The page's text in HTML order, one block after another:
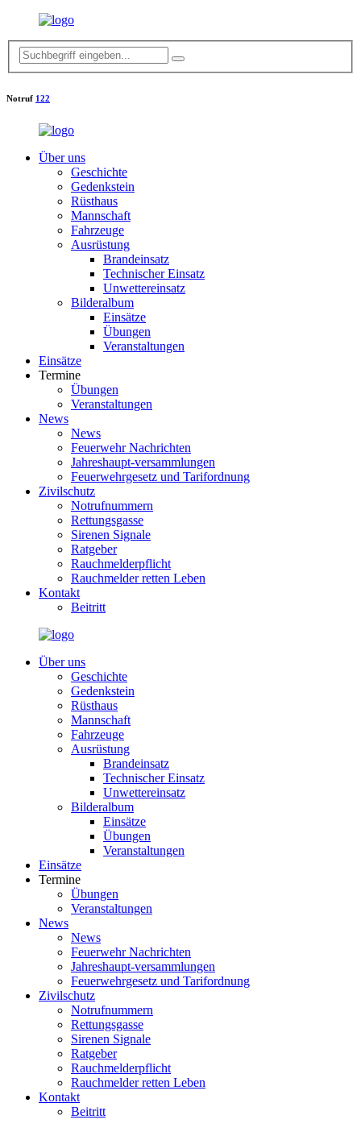
Notruf 122
Über uns
Geschichte
Gedenkstein
Rüsthaus
Mannschaft
Fahrzeuge
Ausrüstung
Brandeinsatz
Technischer Einsatz
Unwettereinsatz
Bilderalbum
Einsätze
Übungen
Veranstaltungen
Einsätze
Termine
Übungen
Veranstaltungen
News
News
Feuerwehr Nachrichten
Jahreshaupt-versammlungen
Feuerwehrgesetz und Tarifordnung
Zivilschutz
Notrufnummern
Rettungsgasse
Sirenen Signale
Ratgeber
Rauchmelderpflicht
Rauchmelder retten Leben
Kontakt
Beitritt
Über uns
Geschichte
Gedenkstein
Rüsthaus
Mannschaft
Fahrzeuge
Ausrüstung
Brandeinsatz
Technischer Einsatz
Unwettereinsatz
Bilderalbum
Einsätze
Übungen
Veranstaltungen
Einsätze
Termine
Übungen
Veranstaltungen
News
News
Feuerwehr Nachrichten
Jahreshaupt-versammlungen
Feuerwehrgesetz und Tarifordnung
Zivilschutz
Notrufnummern
Rettungsgasse
Sirenen Signale
Ratgeber
Rauchmelderpflicht
Rauchmelder retten Leben
Kontakt
Beitritt